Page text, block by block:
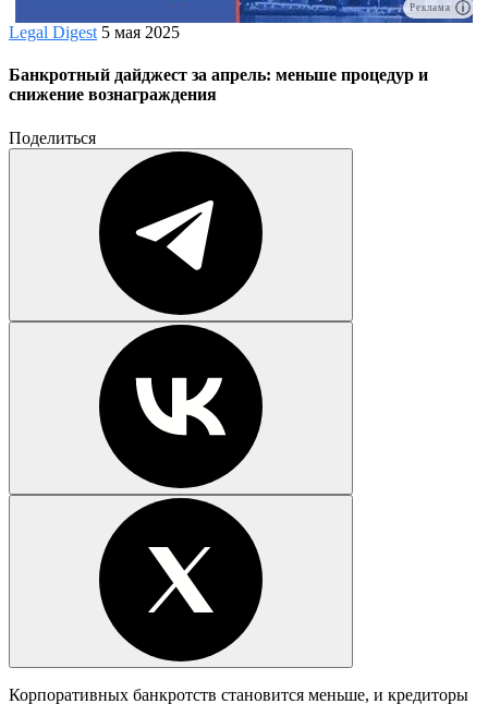
Реклама
Legal Digest 5 мая 2025
Банкротный дайджест за апрель: меньше процедур и
снижение вознаграждения
Поделиться
Корпоративных банкротств становится меньше, и кредиторы